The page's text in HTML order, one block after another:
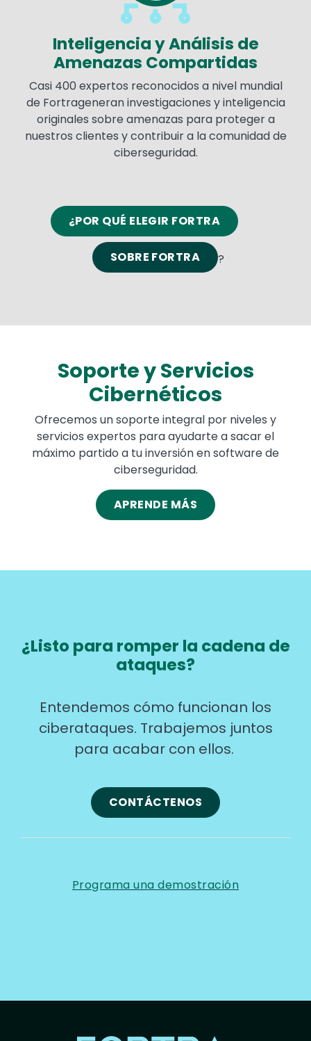
Inteligencia y Análisis de
Amenazas Compartidas
Casi 400 expertos reconocidos a nivel mundial
de Fortrageneran investigaciones y inteligencia
originales sobre amenazas para proteger a
nuestros clientes y contribuir a la comunidad de
ciberseguridad.
¿POR QUÉ ELEGIR FORTRA
SOBRE FORTRA ?
Soporte y Servicios
Cibernéticos
Ofrecemos un soporte integral por niveles y
servicios expertos para ayudarte a sacar el
máximo partido a tu inversión en software de
ciberseguridad.
APRENDE MÁS
¿Listo para romper la cadena de
ataques?
Entendemos cómo funcionan los
ciberataques. Trabajemos juntos
para acabar con ellos.
CONTÁCTENOS
Programa una demostración